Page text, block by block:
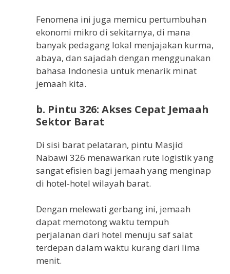
Fenomena ini juga memicu pertumbuhan
ekonomi mikro di sekitarnya, di mana
banyak pedagang lokal menjajakan kurma,
abaya, dan sajadah dengan menggunakan
bahasa Indonesia untuk menarik minat
jemaah kita.
b. Pintu 326: Akses Cepat Jemaah
Sektor Barat
Di sisi barat pelataran, pintu Masjid
Nabawi 326 menawarkan rute logistik yang
sangat efisien bagi jemaah yang menginap
di hotel-hotel wilayah barat.
Dengan melewati gerbang ini, jemaah
dapat memotong waktu tempuh
perjalanan dari hotel menuju saf salat
terdepan dalam waktu kurang dari lima
menit.